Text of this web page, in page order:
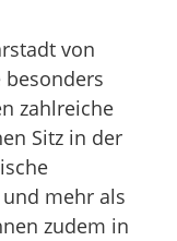
von
besonders
zahlreiche
Sitz in der
mehr als
zudem in